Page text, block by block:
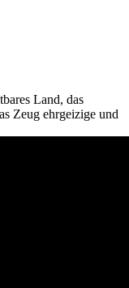
Land, das
Zeug ehrgeizige und